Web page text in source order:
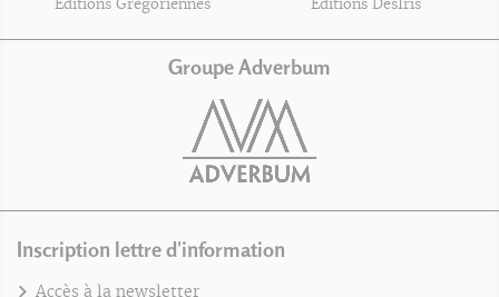
Éditions Grégoriennes Éditions DésIris
Groupe Adverbum
Inscription lettre d'information
Accès à la newsletter